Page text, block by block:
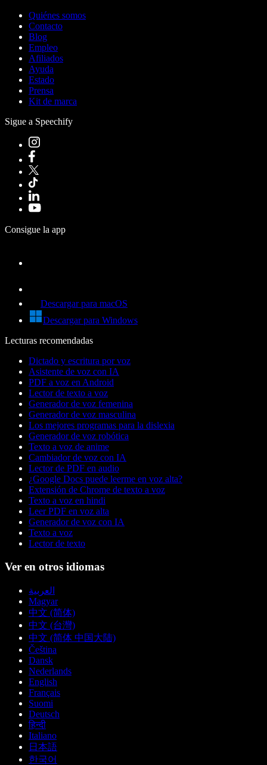
Quiénes somos
Contacto
Blog
Empleo
Afiliados
Ayuda
Estado
Prensa
Kit de marca
Sigue a Speechify
Consigue la app
Descargar para macOS
Descargar para Windows
Lecturas recomendadas
Dictado y escritura por voz
Asistente de voz con IA
PDF a voz en Android
Lector de texto a voz
Generador de voz femenina
Generador de voz masculina
Los mejores programas para la dislexia
Generador de voz robótica
Texto a voz de anime
Cambiador de voz con IA
Lector de PDF en audio
¿Google Docs puede leerme en voz alta?
Extensión de Chrome de texto a voz
Texto a voz en hindi
Leer PDF en voz alta
Generador de voz con IA
Texto a voz
Lector de texto
Ver en otros idiomas
العربية
Magyar
中文 (简体)
中文 (台灣)
中文 (简体 中国大陆)
Čeština
Dansk
Nederlands
English
Français
Suomi
Deutsch
हिन्दी
Italiano
日本語
한국어